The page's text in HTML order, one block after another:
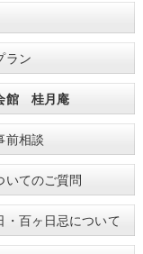
ラン
館 桂月庵
前相談
いてのご質問
・百ヶ日忌について